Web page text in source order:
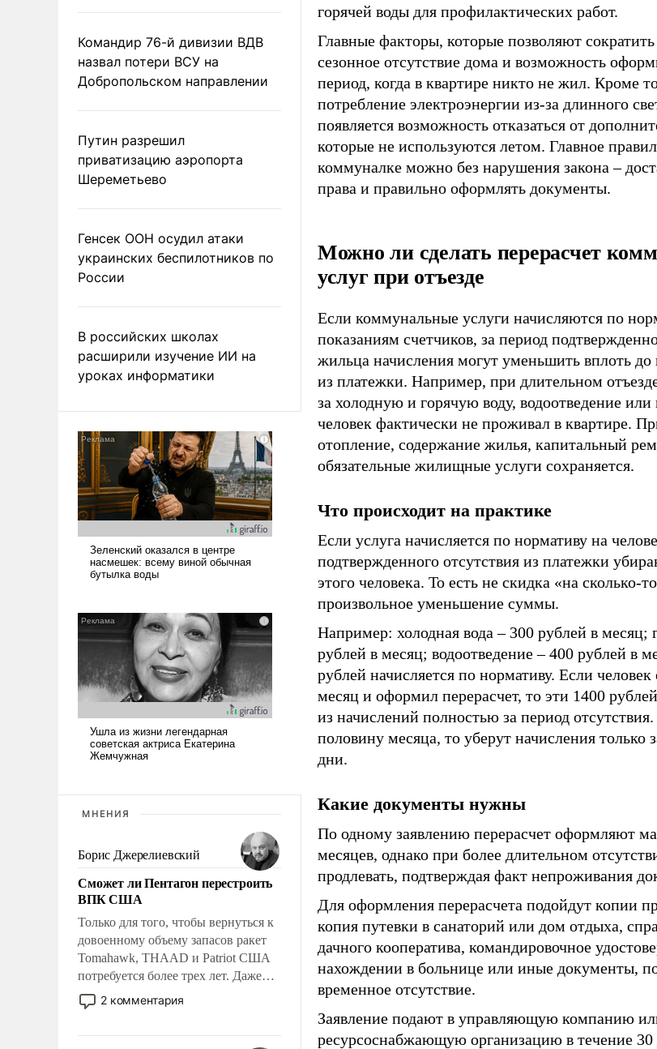
Командир 76-й дивизии ВДВ
назвал потери ВСУ на
Добропольском направлении
Путин разрешил
приватизацию аэропорта
Шереметьево
Генсек ООН осудил атаки
украинских беспилотников по
России
В российских школах
расширили изучение ИИ на
уроках информатики
МНЕНИЯ
Борис Джерелиевский
Сможет ли Пентагон перестроить
ВПК США
Только для того, чтобы вернуться к
довоенному объему запасов ракет
Tomahawk, THAAD и Patriot США
потребуется более трех лет. Даже
небольшая война с Ираном
опустошила американские
2 комментария
горячей воды для профилактических работ.
Главные факторы, которые позволяют
сезонное отсутствие дома и возможность
период, когда в квартире никто не жил. Кроме
потребление электроэнергии из-за длинного
появляется возможность отказаться от
которые не используются летом. Главное
коммуналке можно без нарушения закона –
права и правильно оформлять документы.
Можно ли сделать перерасчет
услуг при отъезде
Если коммунальные услуги начисляются по
показаниям счетчиков, за период
жильца начисления могут уменьшить вплоть
из платежки. Например, при длительном
за холодную и горячую воду, водоотведение или
человек фактически не проживал в квартире.
отопление, содержание жилья, капитальный
обязательные жилищные услуги сохраняется.
Что происходит на практике
Если услуга начисляется по нормативу на
подтвержденного отсутствия из платежки
этого человека. То есть не скидка «на сколько-
произвольное уменьшение суммы.
Например: холодная вода – 300 рублей в месяц;
рублей в месяц; водоотведение – 400 рублей в
рублей начисляется по нормативу. Если человек
месяц и оформил перерасчет, то эти 1400
из начислений полностью за период
половину месяца, то уберут начисления только
дни.
Какие документы нужны
По одному заявлению перерасчет оформляют
месяцев, однако при более длительном
продлевать, подтверждая факт непроживания
Для оформления перерасчета подойдут копии
копия путевки в санаторий или дом отдыха,
дачного кооператива, командировочное
нахождении в больнице или иные документы,
временное отсутствие.
Заявление подают в управляющую компанию
ресурсоснабжающую организацию в течение 30